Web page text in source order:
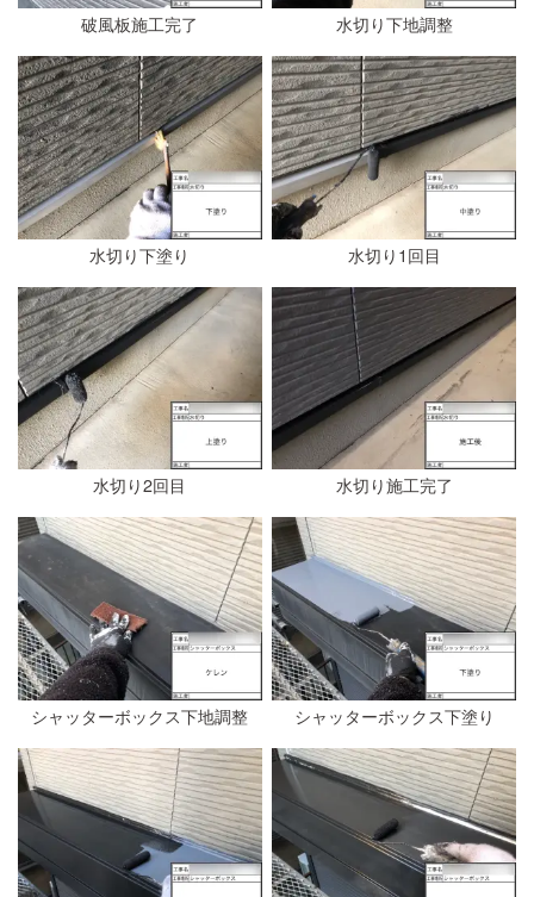
破風板施工完了 水切り下地調整
水切り下塗り 水切り1回目
水切り2回目 水切り施工完了
シャッターボックス下地調整 シャッターボックス下塗り